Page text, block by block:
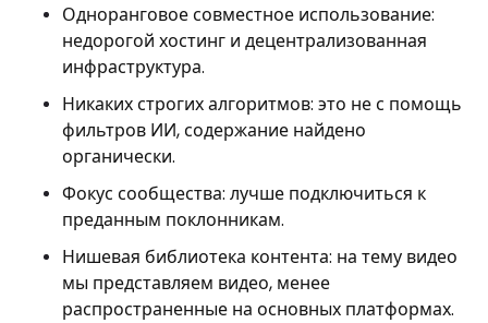
Одноранговое совместное использование:
недорогой хостинг и децентрализованная
инфраструктура.
Никаких строгих алгоритмов: это не с помощь
фильтров ИИ, содержание найдено
органически.
Фокус сообщества: лучше подключиться к
преданным поклонникам.
Нишевая библиотека контента: на тему видео
мы представляем видео, менее
распространенные на основных платформах.